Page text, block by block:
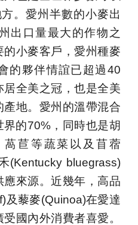
。愛州半數的小麥出
出口量最大的作物之
小麥客戶，愛州種麥
的夥伴情誼已超過40
全美之冠，也是全美
地。愛州的溫帶混合
的70%，同時也是胡
苣等蔬菜以及苜蓿
(Kentucky bluegrass)
來源。近幾年，高品
及藜麥(Quinoa)在愛達
受國內外消費者喜愛。